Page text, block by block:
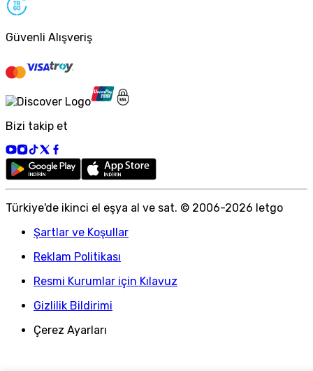
Güvenli Alışveriş
Bizi takip et
Türkiye'de ikinci el eşya al ve sat. © 2006-2026 letgo
Şartlar ve Koşullar
Reklam Politikası
Resmi Kurumlar için Kılavuz
Gizlilik Bildirimi
Çerez Ayarları